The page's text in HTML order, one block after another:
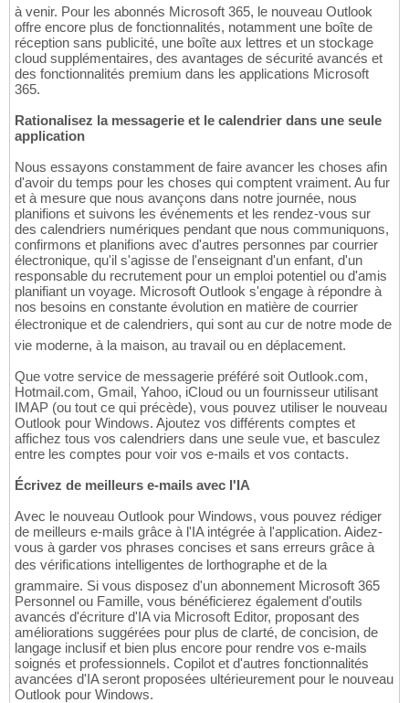
à venir. Pour les abonnés Microsoft 365, le nouveau Outlook
offre encore plus de fonctionnalités, notamment une boîte de
réception sans publicité, une boîte aux lettres et un stockage
cloud supplémentaires, des avantages de sécurité avancés et
des fonctionnalités premium dans les applications Microsoft
365.
Rationalisez la messagerie et le calendrier dans une seule
application
Nous essayons constamment de faire avancer les choses afin
d'avoir du temps pour les choses qui comptent vraiment. Au fur
et à mesure que nous avançons dans notre journée, nous
planifions et suivons les événements et les rendez-vous sur
des calendriers numériques pendant que nous communiquons,
confirmons et planifions avec d'autres personnes par courrier
électronique, qu'il s'agisse de l'enseignant d'un enfant, d'un
responsable du recrutement pour un emploi potentiel ou d'amis
planifiant un voyage. Microsoft Outlook s'engage à répondre à
nos besoins en constante évolution en matière de courrier
électronique et de calendriers, qui sont au cur de notre mode de
vie moderne, à la maison, au travail ou en déplacement.
Que votre service de messagerie préféré soit Outlook.com,
Hotmail.com, Gmail, Yahoo, iCloud ou un fournisseur utilisant
IMAP (ou tout ce qui précède), vous pouvez utiliser le nouveau
Outlook pour Windows. Ajoutez vos différents comptes et
affichez tous vos calendriers dans une seule vue, et basculez
entre les comptes pour voir vos e-mails et vos contacts.
Écrivez de meilleurs e-mails avec l'IA
Avec le nouveau Outlook pour Windows, vous pouvez rédiger
de meilleurs e-mails grâce à l'IA intégrée à l'application. Aidez-
vous à garder vos phrases concises et sans erreurs grâce à
des vérifications intelligentes de lorthographe et de la
grammaire. Si vous disposez d'un abonnement Microsoft 365
Personnel ou Famille, vous bénéficierez également d'outils
avancés d'écriture d'IA via Microsoft Editor, proposant des
améliorations suggérées pour plus de clarté, de concision, de
langage inclusif et bien plus encore pour rendre vos e-mails
soignés et professionnels. Copilot et d'autres fonctionnalités
avancées d'IA seront proposées ultérieurement pour le nouveau
Outlook pour Windows.